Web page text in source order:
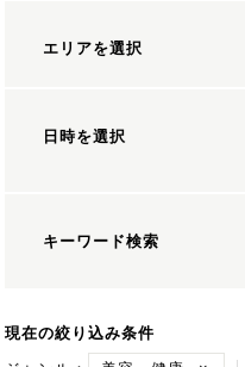
エリアを選択
日時を選択
キーワード検索
現在の絞り込み条件